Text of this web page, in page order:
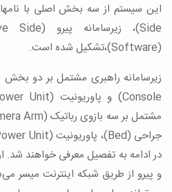
(Software)،تشکیل شده است.
در ادامه به تفصیل معرفی خواهند شد.
و پیرو از طریق شبکه اینترنت میسر